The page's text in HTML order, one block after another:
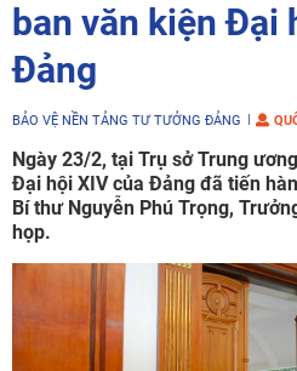
ban văn kiện Đại
Đảng
BẢO VỆ NỀN TẢNG TƯ TƯỞNG ĐẢNG
Ngày 23/2, tại Trụ sở Trung
Đại hội XIV của Đảng đã tiến
Bí thư Nguyễn Phú Trọng,
họp.